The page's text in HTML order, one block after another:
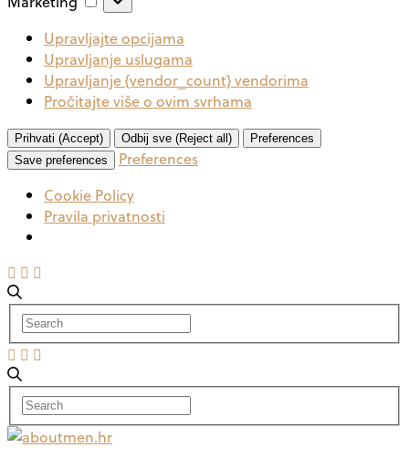
Upravljajte opcijama
Upravljanje uslugama
Upravljanje {vendor_count} vendorima
Pročitajte više o ovim svrhama
Prihvati (Accept) Odbij sve (Reject all)
Preferences
Save preferences
Preferences
Cookie Policy
Pravila privatnosti